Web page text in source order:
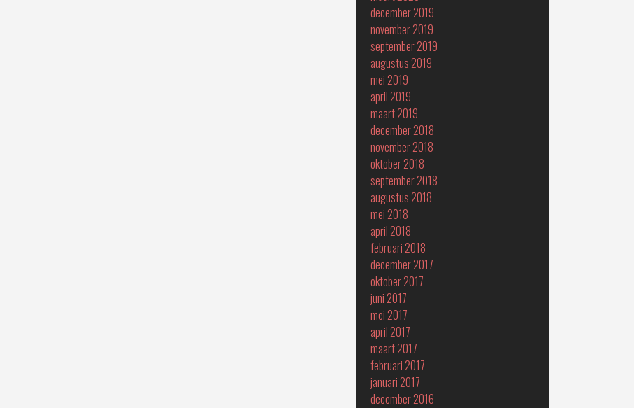
december 2019
november 2019
september 2019
augustus 2019
mei 2019
april 2019
maart 2019
december 2018
november 2018
oktober 2018
september 2018
augustus 2018
mei 2018
april 2018
februari 2018
december 2017
oktober 2017
juni 2017
mei 2017
april 2017
maart 2017
februari 2017
januari 2017
december 2016